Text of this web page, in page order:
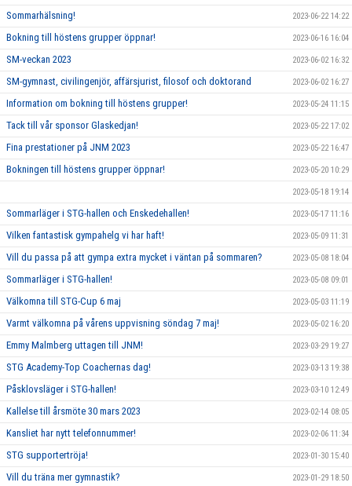
Sommarhälsning! 2023-06-22 14:22
Bokning till höstens grupper öppnar! 2023-06-16 16:04
SM-veckan 2023 2023-06-02 16:32
SM-gymnast, civilingenjör, affärsjurist, filosof och doktorand 2023-06-02 16:27
Information om bokning till höstens grupper! 2023-05-24 11:15
Tack till vår sponsor Glaskedjan! 2023-05-22 17:02
Fina prestationer på JNM 2023 2023-05-22 16:47
Bokningen till höstens grupper öppnar! 2023-05-20 10:29
2023-05-18 19:14
Sommarläger i STG-hallen och Enskedehallen! 2023-05-17 11:16
Vilken fantastisk gympahelg vi har haft! 2023-05-09 11:31
Vill du passa på att gympa extra mycket i väntan på sommaren? 2023-05-08 18:04
Sommarläger i STG-hallen! 2023-05-08 09:01
Välkomna till STG-Cup 6 maj 2023-05-03 11:19
Varmt välkomna på vårens uppvisning söndag 7 maj! 2023-05-02 16:20
Emmy Malmberg uttagen till JNM! 2023-03-29 19:27
STG Academy-Top Coachernas dag! 2023-03-13 19:38
Påsklovsläger i STG-hallen! 2023-03-10 12:49
Kallelse till årsmöte 30 mars 2023 2023-02-14 08:05
Kansliet har nytt telefonnummer! 2023-02-06 11:34
STG supportertröja! 2023-01-30 15:40
Vill du träna mer gymnastik? 2023-01-29 18:50